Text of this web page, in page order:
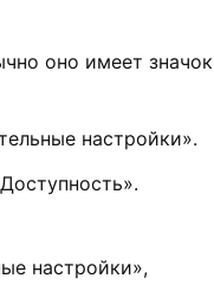
оно имеет значок
настройки».
настройки»,